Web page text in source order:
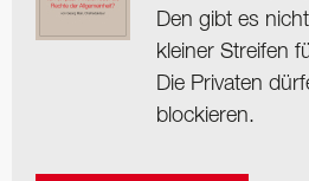
Den gibt es
kleiner Streifen
Die Privaten
blockieren.